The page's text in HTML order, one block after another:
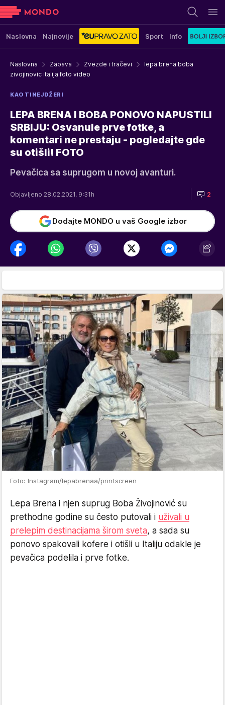
Naslovna Najnovije Sport Info
Naslovna Zabava Zvezde i tračevi
lepa brena boba
zivojinovic italija foto video
KAO TINEJDŽERI
LEPA BRENA I BOBA PONOVO NAPUSTILI
SRBIJU: Osvanule prve fotke, a
komentari ne prestaju - pogledajte gde
su otišli! FOTO
Pevačica sa suprugom u novoj avanturi.
Objavljeno 28.02.2021. 9:31h 2
Dodajte MONDO u vaš Google izbor
Foto: Instagram/lepabrenaa/printscreen
Lepa Brena i njen suprug Boba Živojinović su
prethodne godine su često putovali i uživali u
prelepim destinacijama širom sveta, a sada su
ponovo spakovali kofere i otišli u Italiju odakle je
pevačica podelila i prve fotke.